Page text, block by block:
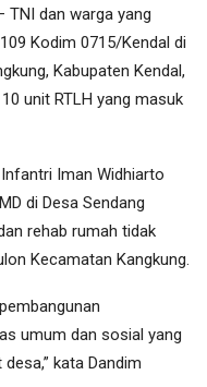
TNI dan warga yang
Kodim 0715/Kendal di
Kabupaten Kendal,
unit RTLH yang masuk
Iman Widhiarto
di Desa Sendang
rehab rumah tidak
Kecamatan Kangkung.
umum dan sosial yang
kata Dandim